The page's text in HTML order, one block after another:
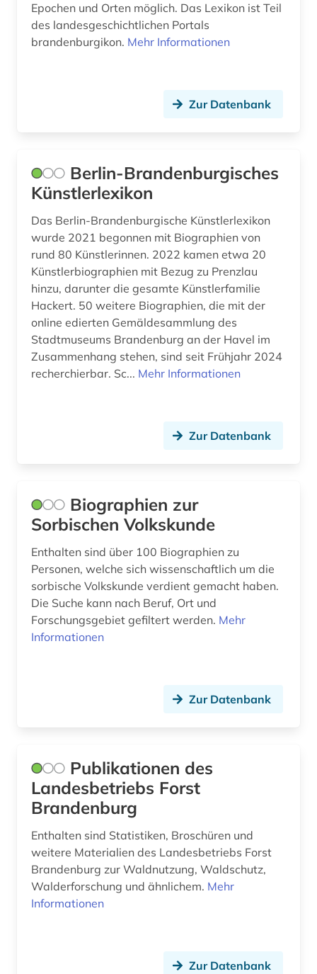
Epochen und Orten möglich. Das Lexikon ist Teil
des landesgeschichtlichen Portals
brandenburgikon. Mehr Informationen
Zur Datenbank
Berlin-Brandenburgisches
Künstlerlexikon
Das Berlin-Brandenburgische Künstlerlexikon
wurde 2021 begonnen mit Biographien von
rund 80 Künstlerinnen. 2022 kamen etwa 20
Künstlerbiographien mit Bezug zu Prenzlau
hinzu, darunter die gesamte Künstlerfamilie
Hackert. 50 weitere Biographien, die mit der
online edierten Gemäldesammlung des
Stadtmuseums Brandenburg an der Havel im
Zusammenhang stehen, sind seit Frühjahr 2024
recherchierbar. Sc... Mehr Informationen
Zur Datenbank
Biographien zur
Sorbischen Volkskunde
Enthalten sind über 100 Biographien zu
Personen, welche sich wissenschaftlich um die
sorbische Volkskunde verdient gemacht haben.
Die Suche kann nach Beruf, Ort und
Forschungsgebiet gefiltert werden. Mehr
Informationen
Zur Datenbank
Publikationen des
Landesbetriebs Forst
Brandenburg
Enthalten sind Statistiken, Broschüren und
weitere Materialien des Landesbetriebs Forst
Brandenburg zur Waldnutzung, Waldschutz,
Walderforschung und ähnlichem. Mehr
Informationen
Zur Datenbank